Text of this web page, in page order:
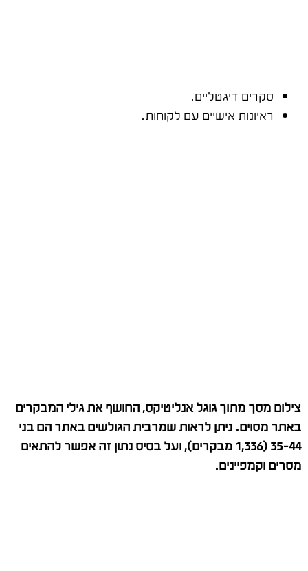
סקרים דיגטליים.
ראיונות אישיים עם לקוחות.
צילום מסך מתוך גוגל אנליטיקס, החושף את גילי המבקרים
באתר מסוים. ניתן לראות שמרבית הגולשים באתר הם בני
35-44 (1,336 מבקרים), ועל בסיס נתון זה אפשר להתאים
מסרים וקמפיינים.